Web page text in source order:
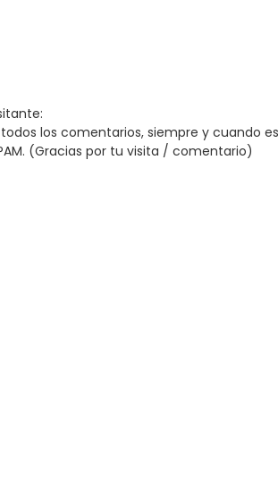
los comentarios, siempre y cuando
(Gracias por tu visita / comentario)